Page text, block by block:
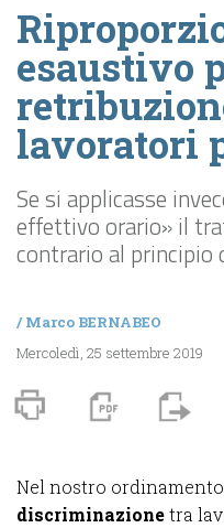
esaustivo
lavoratori
Se si applicasse
effettivo orario» il
contrario al principio
/Marco BERNABEO
Mercoledì, 25 settembre 2019
Nel nostro
discriminazionetra